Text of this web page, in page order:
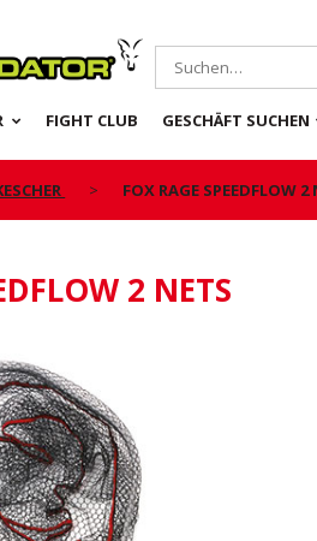
FIGHT CLUB GESCHÄFT SUCHEN
FOX RAGE SPEEDFLOW 2
2 NETS